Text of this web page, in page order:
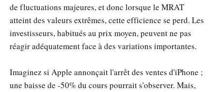
de fluctuations majeures, et donc lorsque le MRAT
atteint des valeurs extrêmes, cette efficience se perd. Les
investisseurs, habitués au prix moyen, peuvent ne pas
réagir adéquatement face à des variations importantes.
Imaginez si Apple annonçait l'arrêt des ventes d'iPhone ;
une baisse de -50% du cours pourrait s'observer. Mais,